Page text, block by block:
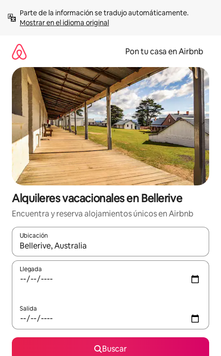
contenidoMostrar en el idioma original
Pon tu casa en Airbnb
Alquileres vacacionales en Bellerive
Encuentra y reserva alojamientos únicos en Airbnb
Ubicación
Cuando los resultados estén disponibles, navega con las
Llegada
Salida
Buscar